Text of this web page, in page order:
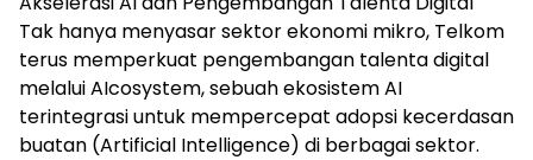
Tak hanya menyasar sektor ekonomi mikro, Telkom
terus memperkuat pengembangan talenta digital
melalui AIcosystem, sebuah ekosistem AI
terintegrasi untuk mempercepat adopsi kecerdasan
buatan (Artificial Intelligence) di berbagai sektor.